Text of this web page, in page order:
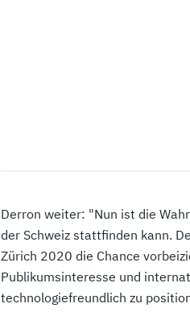
Derron weiter: "Nun ist die
der Schweiz stattfinden kann.
Zürich 2020 die Chance
Publikumsinteresse und
technologiefreundlich zu